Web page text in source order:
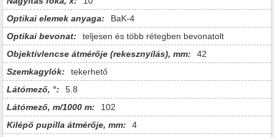
Optikai elemek anyaga:
BaK-4
Optikai bevonat:
teljesen és több rétegben bevonatolt
Objektívlencse átmérője (rekesznyílás), mm:
42
Szemkagylók:
tekerhető
Látómező, °:
5.8
Látómező, m/1000 m:
102
Kilépő pupilla átmérője, mm:
4